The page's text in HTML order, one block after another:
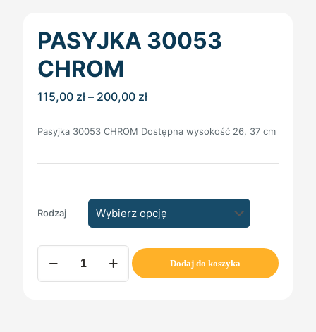
PASYJKA 30053
CHROM
115,00 zł – 200,00 złZakres
115,00 zł
200,00 zł
Pasyjka 30053 CHROM Dostępna wysokość 26, 37 cm
Rodzaj
ilość
Pasyjka
30053
Dodaj do koszyka